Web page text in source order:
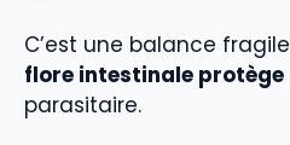
C’est une balance
flore intestinale protège
parasitaire.